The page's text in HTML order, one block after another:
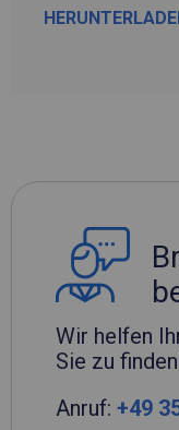
Wir helfen
Sie zu
Anruf: +49